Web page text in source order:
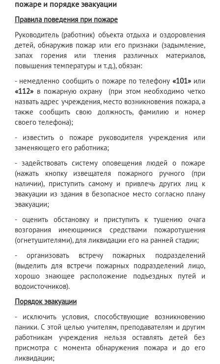
пожаре и порядке эвакуации
Правила поведения при пожаре
Руководитель (работник) объекта отдыха и оздоровления
детей, обнаружив пожар или его признаки (задымление,
запах горения или тления различных материалов,
повышения температуры и т.д.), обязан:
- немедленно сообщить о пожаре по телефону «101»или
«112» в пожарную охрану (при этом необходимо четко
назвать адрес учреждения, место возникновения пожара, а
также сообщить свою должность, фамилию и номер
своего телефона);
- известить о пожаре руководителя учреждения или
заменяющего его работника;
- задействовать систему оповещения людей о пожаре
(нажать кнопку извещателя пожарного ручного (при
наличии), приступить самому и привлечь других лиц к
эвакуации из здания в безопасное место согласно плану
эвакуации;
- оценить обстановку и приступить к тушению очага
возгорания имеющимися средствами пожаротушения
(огнетушителями), для ликвидации его на ранней стадии;
- организовать встречу пожарных подразделений
(выделить для встречи пожарных подразделений лицо,
хорошо знающее расположение подъездных путей и
водоисточников).
Порядок эвакуации
- исключить условия, способствующие возникновению
паники. С этой целью учителям, преподавателям и другим
работникам учреждения нельзя оставлять детей без
присмотра с момента обнаружения пожара и до его
ликвидации;